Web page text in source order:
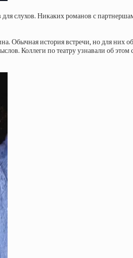
слухов. Никаких романов с
Обычная история встречи, но для них
Коллеги по театру узнавали об